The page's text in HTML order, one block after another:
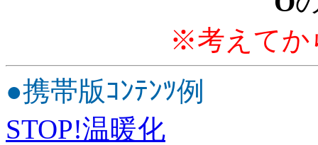
※考えてか
●携帯版ｺﾝﾃﾝﾂ例
STOP!温暖化